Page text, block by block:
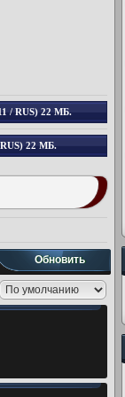
RUS) 22 МБ.
22 МБ.
Обновить